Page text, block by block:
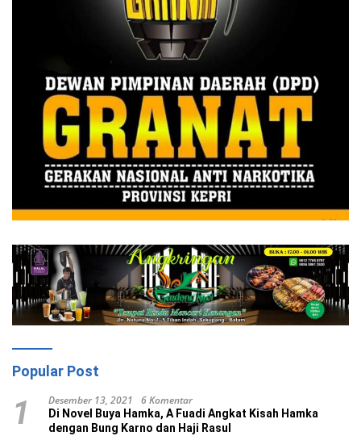
Popular Post
1 Desember 13, 2021 6 Komentar
Di Novel Buya Hamka, A Fuadi Angkat Kisah Hamka
dengan Bung Karno dan Haji Rasul